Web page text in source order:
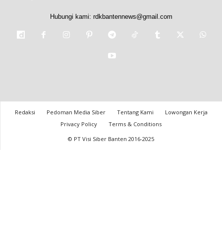
Hubungi kami: rdkbantennews@gmail.com
Redaksi Pedoman Media Siber Tentang Kami
Lowongan Kerja
Privacy Policy
Terms & Conditions
© PT Visi Siber Banten 2016-2025